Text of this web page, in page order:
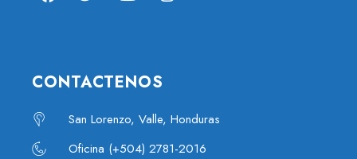
CONTACTENOS
San Lorenzo, Valle, Honduras
Oficina (+504) 2781-2016